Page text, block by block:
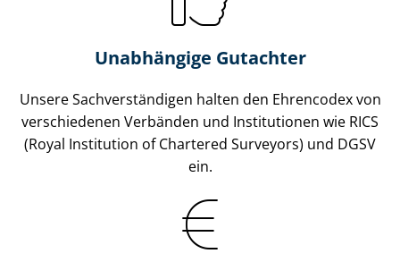
Unabhängige Gutachter
Unsere Sach­ver­stän­di­gen halten den Ehrencodex von
verschiedenen Verbänden und Institutionen wie RICS
(Royal Institution of Chartered Surveyors) und DGSV
ein.